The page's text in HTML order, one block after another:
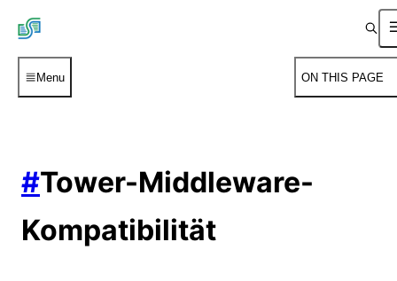
Menu ON THIS PAGE
#Tower-Middleware-
Kompatibilität